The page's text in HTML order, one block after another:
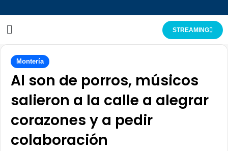
STREAMING
Montería
Al son de porros, músicos
salieron a la calle a alegrar
corazones y a pedir
colaboración